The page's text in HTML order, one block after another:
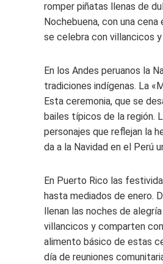
romper piñatas llenas de
Nochebuena, con una
se celebra con villancicos
En los Andes peruanos la
tradiciones indígenas. La
Esta ceremonia, que se
bailes típicos de la región.
personajes que reflejan la
da a la Navidad en el Perú
En Puerto Rico las
hasta mediados de enero.
llenan las noches de
villancicos y comparten
alimento básico de estas
día de reuniones